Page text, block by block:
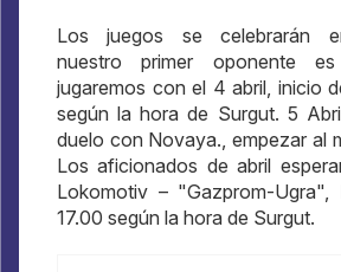
Los juegos se celebrarán
nuestro primer oponente es
jugaremos con el 4 abril, inicio
según la hora de Surgut. 5
duelo con Novaya., empezar al
Los aficionados de abril
Lokomotiv – "Gazprom-Ugra",
17.00 según la hora de Surgut.